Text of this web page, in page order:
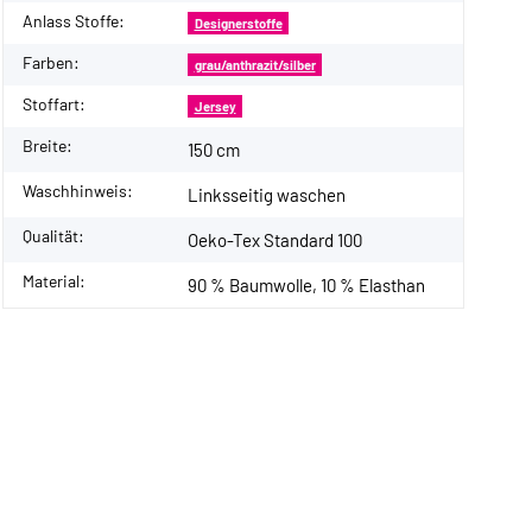
Anlass Stoffe: Designerstoffe
Farben: grau/anthrazit/silber
Stoffart: Jersey
Breite: 150 cm
Waschhinweis: Linksseitig waschen
Qualität: Oeko-Tex Standard 100
Material: 90 % Baumwolle, 10 % Elasthan